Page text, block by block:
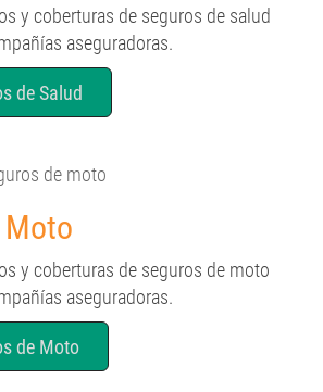
y coberturas de seguros de salud
aseguradoras.
de Salud
y coberturas de seguros de moto
aseguradoras.
de Moto